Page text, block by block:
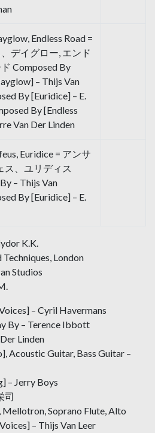
Endless Road =
デイグロー, エンド
Composed By
– Thijs Van
By [Euridice] – E.
By [Endless
Van Der Linden
Euridice = アンサ
ス、ユリディス
– Thijs Van
By [Euridice] – E.
K.K.
Techniques, London
Studios
– Cyril Havermans
By – Terence Ibbott
Linden
Acoustic Guitar, Bass Guitar –
– Jerry Boys
司
Soprano Flute, Alto
– Thijs Van Leer